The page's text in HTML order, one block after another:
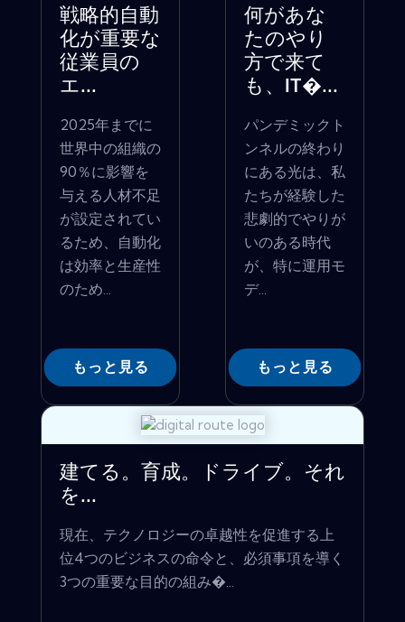
戦略的自動
化が重要な
従業員の
エ...
2025年までに
世界中の組織の
90％に影響を
与える人材不足
が設定されてい
るため、自動化
は効率と生産性
のため...
もっと見る
何があな
たのやり
方で来て
も、IT�...
パンデミックト
ンネルの終わり
にある光は、私
たちが経験した
悲劇的でやりが
いのある時代
が、特に運用モ
デ...
もっと見る
建てる。育成。ドライブ。それ
を...
現在、テクノロジーの卓越性を促進する上
位4つのビジネスの命令と、必須事項を導く
3つの重要な目的の組み�...